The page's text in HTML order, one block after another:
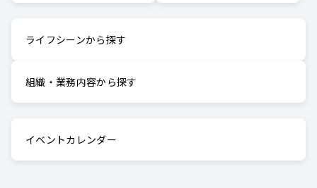
ライフシーンから探す
組織・業務内容から探す
イベントカレンダー